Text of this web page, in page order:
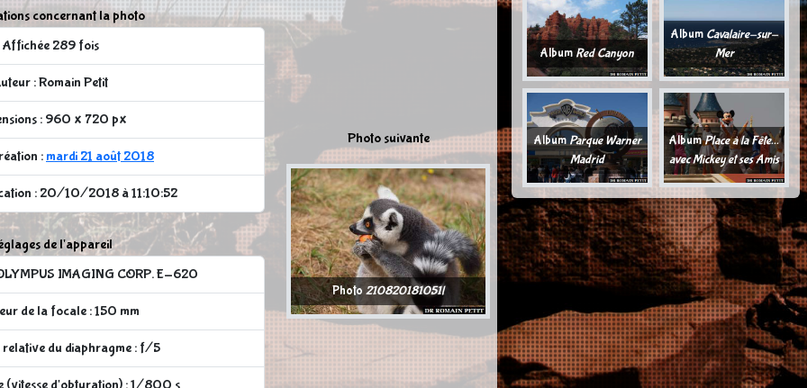
concernant la photo
Affichée 289 fois
: Romain Petit
: 960 x 720 px
: mardi 21 août 2018
: 20/10/2018 à 11:10:52
de l'appareil
IMAGING CORP. E-620
de la focale : 150 mm
du diaphragme : f/5
(vitesse d'obturation) : 1/800 s
Photo suivante
Photo 210820181051l
Album Red Canyon
Album Cavalaire-sur-
Mer
Album Parque Warner
Madrid
AlbumPlace à la Fête...
avec Mickey et ses Amis